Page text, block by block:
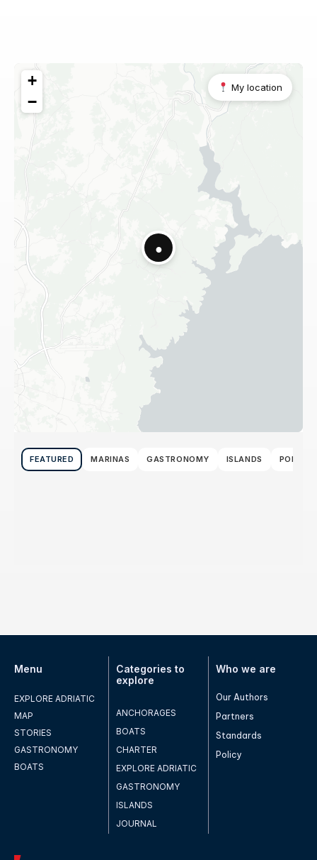
FEATURED MARINAS GASTRONOMY ISLANDS PORTS
My location
●
+
−
Menu
EXPLORE ADRIATIC
MAP
STORIES
GASTRONOMY
BOATS
Categories to
explore
ANCHORAGES
BOATS
CHARTER
EXPLORE ADRIATIC
GASTRONOMY
ISLANDS
JOURNAL
Who we are
Our Authors
Partners
Standards
Policy